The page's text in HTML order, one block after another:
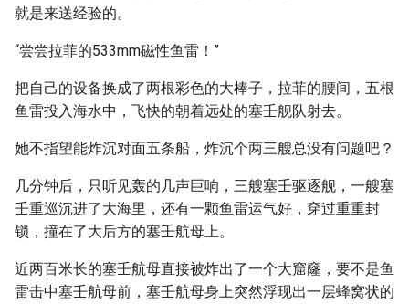
就是来送经验的。
“尝尝拉菲的533mm磁性鱼雷！”
把自己的设备换成了两根彩色的大棒子，拉菲的腰间，五根
鱼雷投入海水中，飞快的朝着远处的塞壬舰队射去。
她不指望能炸沉对面五条船，炸沉个两三艘总没有问题吧？
几分钟后，只听见轰的几声巨响，三艘塞壬驱逐舰，一艘塞
壬重巡沉进了大海里，还有一颗鱼雷运气好，穿过重重封
锁，撞在了大后方的塞壬航母上。
近两百米长的塞壬航母直接被炸出了一个大窟窿，要不是鱼
雷击中塞壬航母前，塞壬航母身上突然浮现出一层蜂窝状的